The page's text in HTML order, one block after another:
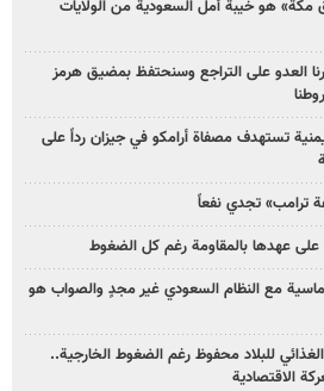
هو خيبة أمل السعودية من الولايات
العدو على التراجع وسنحتفظ بمضيق هرمز
تستهدف مصفاة أرامكو في جيزان رداً على
ترامب» تجدي نفعاً
على عهدها بالمقاومة رغم كل الضغوط
مع النظام السعودي غير مجدٍ والصواب هو
الغذائي للبلاد محفوظ رغم الضغوط الخارجية..
الاقتصادية